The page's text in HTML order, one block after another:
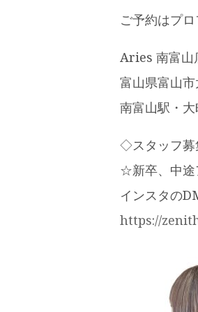
ご予約はプ
Aries 南富山
富山県富山市
南富山駅・
◇スタッフ
☆新卒、中
インスタの
https://